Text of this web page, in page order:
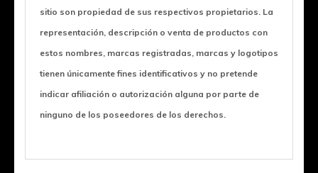
sitio son propiedad de sus respectivos propietarios. La
representación, descripción o venta de productos con
estos nombres, marcas registradas, marcas y logotipos
tienen únicamente fines identificativos y no pretende
indicar afiliación o autorización alguna por parte de
ninguno de los poseedores de los derechos.